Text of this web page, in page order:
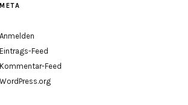
META
Anmelden
Eintrags-Feed
Kommentar-Feed
WordPress.org